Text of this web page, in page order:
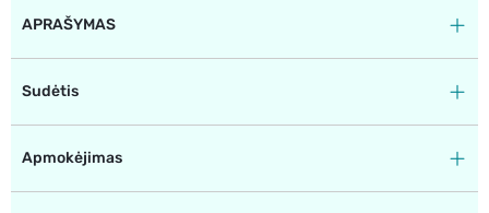
APRAŠYMAS
Sudėtis
Apmokėjimas